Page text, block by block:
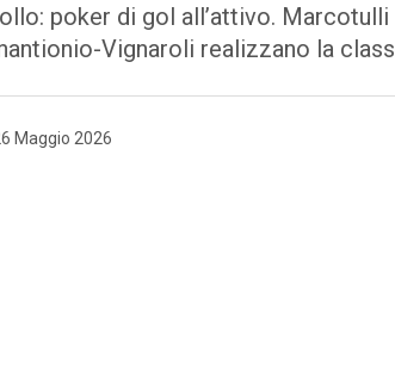
poker di gol all’attivo.
Vignaroli realizzano la
Maggio 2026